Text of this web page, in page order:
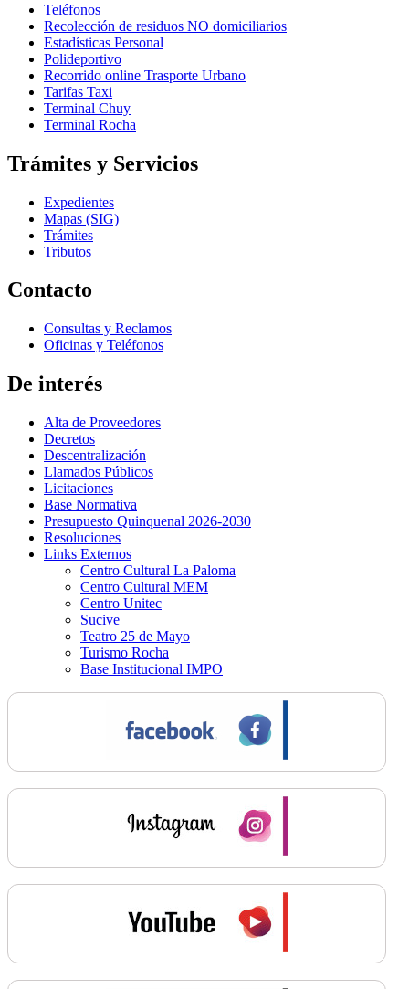
Teléfonos
Recolección de residuos NO domiciliarios
Estadísticas Personal
Polideportivo
Recorrido online Trasporte Urbano
Tarifas Taxi
Terminal Chuy
Terminal Rocha
Trámites y Servicios
Expedientes
Mapas (SIG)
Trámites
Tributos
Contacto
Consultas y Reclamos
Oficinas y Teléfonos
De interés
Alta de Proveedores
Decretos
Descentralización
Llamados Públicos
Licitaciones
Base Normativa
Presupuesto Quinquenal 2026-2030
Resoluciones
Links Externos
Centro Cultural La Paloma
Centro Cultural MEM
Centro Unitec
Sucive
Teatro 25 de Mayo
Turismo Rocha
Base Institucional IMPO